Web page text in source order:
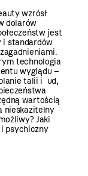
wzrósł
dolarów
jest
i standardów
technologia
wyglądu –
talii i ud,
wartością
nieskazitelny
Jaki
psychiczny